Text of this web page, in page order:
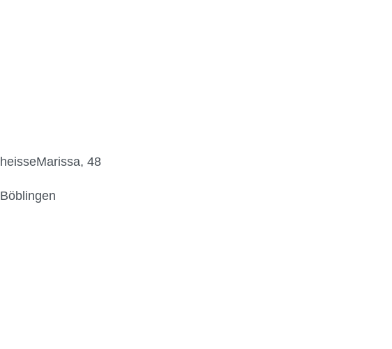
heisseMarissa, 48
Böblingen